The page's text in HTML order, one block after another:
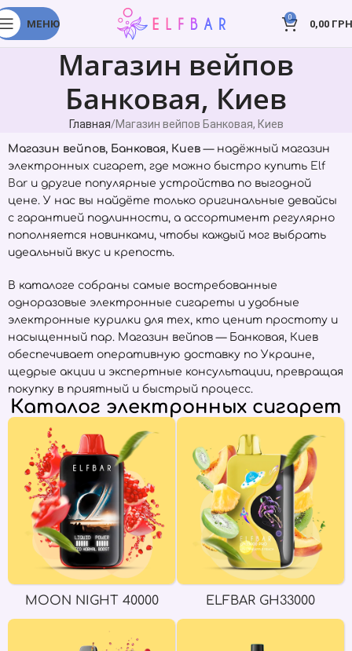
МЕНЮ
0
0,00
Магазин вейпов
Банковая, Киев
Главная Магазин вейпов Банковая, Киев
Магазин вейпов, Банковая, Киев — надёжный магазин
электронных сигарет, где можно быстро купить Elf
Bar и другие популярные устройства по выгодной
цене. У нас вы найдёте только оригинальные девайсы
с гарантией подлинности, а ассортимент регулярно
пополняется новинками, чтобы каждый мог выбрать
идеальный вкус и крепость.
В каталоге собраны самые востребованные
одноразовые электронные сигареты и удобные
электронные курилки для тех, кто ценит простоту и
насыщенный пар. Магазин вейпов — Банковая, Киев
обеспечивает оперативную доставку по Украине,
щедрые акции и экспертные консультации, превращая
покупку в приятный и быстрый процесс.
Каталог электронных сигарет
MOON NIGHT 40000 ELFBAR GH33000